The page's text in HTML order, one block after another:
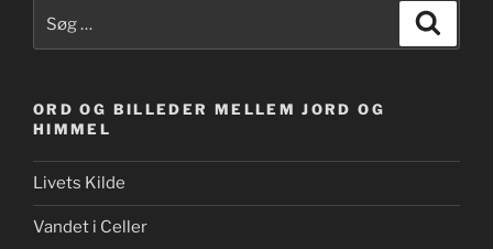
efter:
ORD OG BILLEDER MELLEM JORD OG
HIMMEL
Livets Kilde
Vandet i Celler